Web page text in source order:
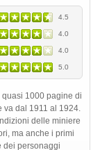
4.5
4.0
4.0
5.0
1000 pagine di
va dal 1911 al 1924.
delle miniere
ma anche i primi
dei personaggi